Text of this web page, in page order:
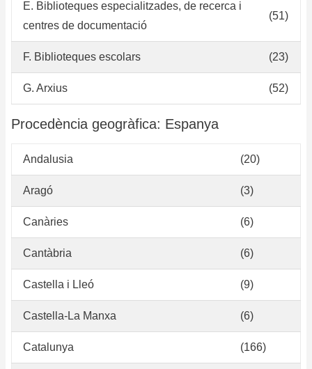
E. Biblioteques especialitzades, de recerca i
centres de documentació
(51)
F. Biblioteques escolars (23)
G. Arxius (52)
Procedència geogràfica: Espanya
Andalusia (20)
Aragó (3)
Canàries (6)
Cantàbria (6)
Castella i Lleó (9)
Castella-La Manxa (6)
Catalunya (166)